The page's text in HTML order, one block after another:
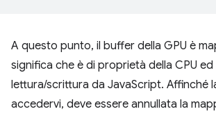
A questo punto, il buffer della GPU è
significa che è di proprietà della CPU ed
lettura/scrittura da JavaScript. Affinché
accedervi, deve essere annullata la